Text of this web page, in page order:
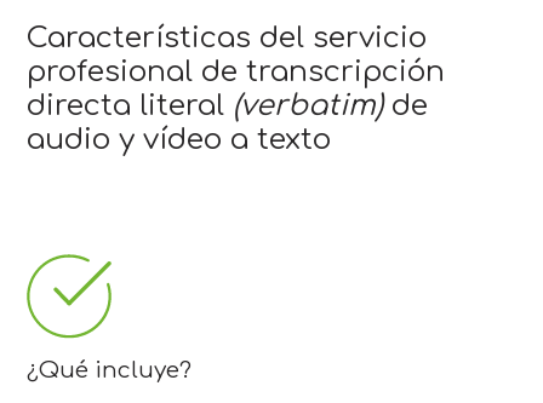
Características del servicio
profesional de transcripción
directa literal (verbatim)de
audio y vídeo a texto
¿Qué incluye?